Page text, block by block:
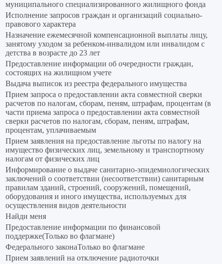
муниципального специализированного жилищного фонда
Исполнение запросов граждан и организаций социально-
правового характера
Назначение ежемесячной компенсационной выплаты лицу,
занятому уходом за ребенком-инвалидом или инвалидом с
детства в возрасте до 23 лет
Предоставление информации об очередности граждан,
состоящих на жилищном учете
Выдача выписок из реестра федерального имущества
Прием запроса о предоставлении акта совместной сверки
расчетов по налогам, сборам, пеням, штрафам, процентам (в
части приема запроса о предоставлении акта совместной
сверки расчетов по налогам, сборам, пеням, штрафам,
процентам, уплачиваемым
Прием заявления на предоставление льготы по налогу на
имущество физических лиц, земельному и транспортному
налогам от физических лиц
Информирование о выдаче санитарно-эпидемиологических
заключений о соответствии (несоответствии) санитарным
правилам зданий, строений, сооружений, помещений,
оборудования и иного имущества, используемых для
осуществления видов деятельности
Найди меня
Предоставление информации по финансовой
поддержке(Только во флагмане)
Федерального законаТолько во флагмане
Прием заявлений на отключение радиоточки